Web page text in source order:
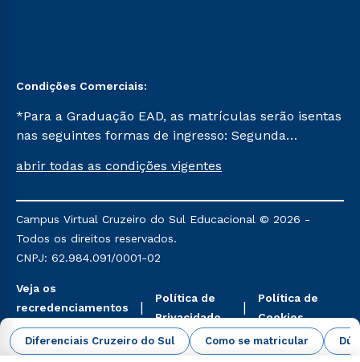
Diferenciais Cruzeiro do Sul Como se matricular
Condições Comerciais:
*Para a Graduação EAD, as matrículas serão isentas
nas seguintes formas de ingresso: Segunda
Já para as demais, a taxa de matrícula será de R$
mencionadas são referentes aos cursos: Ensino
Religioso, Geografia para a Docência e Metodologia
do Ensino de História: Questões Atuais.
abrir todas as condições vigentes
Campus Virtual Cruzeiro do Sul Educacional © 2026 -
Todos os direitos reservados.
CNPJ: 62.984.091/0001-02
Veja os
recredenciamentos
aqui
Política de
Privacidade
Política de
Cookies